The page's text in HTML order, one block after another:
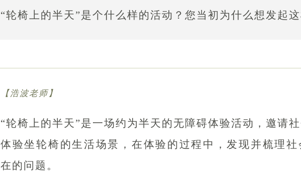
“轮椅上的半天”是个什么样的活动？您当初为什么想发起
【浩波老师】
“轮椅上的半天”是一场约为半天的无障碍体验活动，邀请
体验坐轮椅的生活场景，在体验的过程中，发现并梳理社
在的问题。